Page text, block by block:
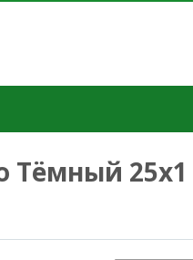
Тёмный